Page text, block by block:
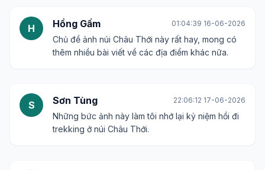
H Hồng Gấm 01:04:39 16-06-2026
Chủ đề ảnh núi Châu Thới này rất hay, mong có
thêm nhiều bài viết về các địa điểm khác nữa.
S Sơn Tùng 22:06:12 17-06-2026
Những bức ảnh này làm tôi nhớ lại kỷ niệm hồi đi
trekking ở núi Châu Thới.